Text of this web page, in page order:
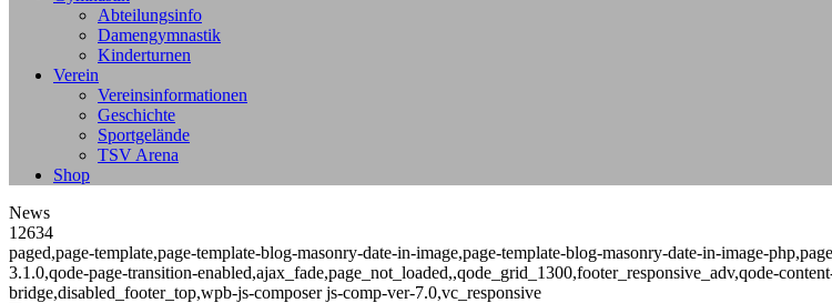
Abteilungsinfo
Damengymnastik
Kinderturnen
Verein
Vereinsinformationen
Geschichte
Sportgelände
TSV Arena
Shop
News
12634
paged,page-template,page-template-blog-masonry-date-in-image,page-template-blog-masonry-date-in-image-
3.1.0,qode-page-transition-enabled,ajax_fade,page_not_loaded,,qode_grid_1300,footer_responsive_adv,qode-
bridge,disabled_footer_top,wpb-js-composer js-comp-ver-7.0,vc_responsive